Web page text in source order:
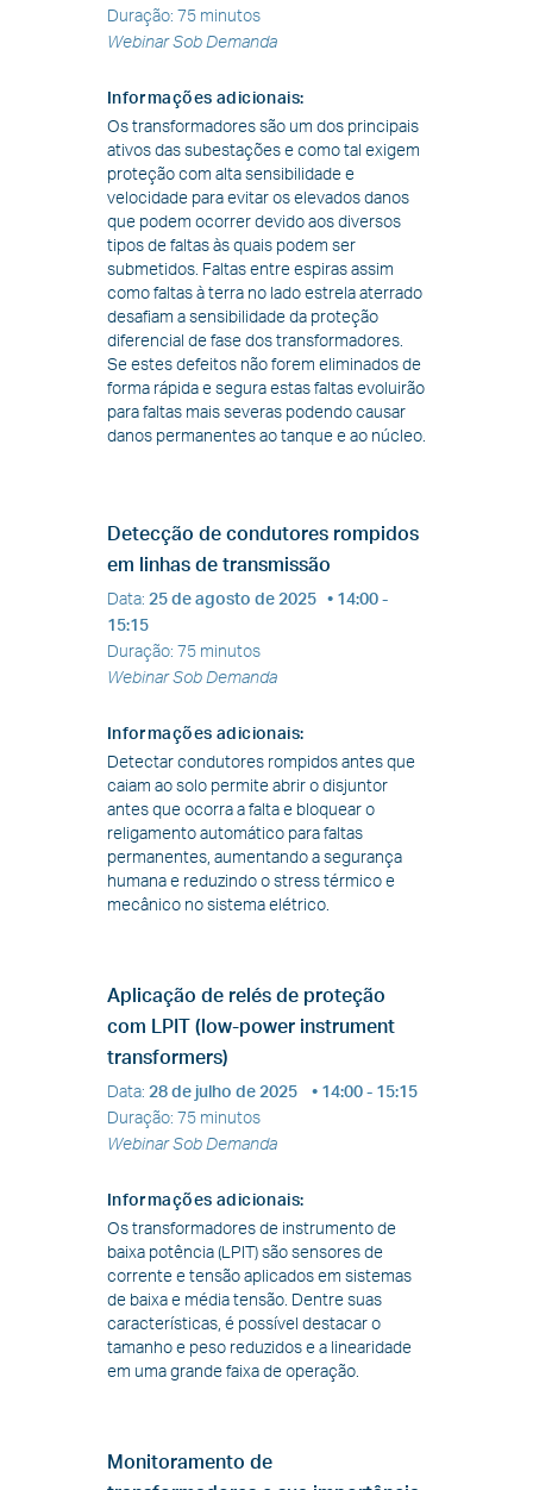
Duração: 75 minutos
Webinar Sob Demanda
Informações adicionais:
Os transformadores são um dos principais
ativos das subestações e como tal exigem
proteção com alta sensibilidade e
velocidade para evitar os elevados danos
que podem ocorrer devido aos diversos
tipos de faltas às quais podem ser
submetidos. Faltas entre espiras assim
como faltas à terra no lado estrela aterrado
desafiam a sensibilidade da proteção
diferencial de fase dos transformadores.
Se estes defeitos não forem eliminados de
forma rápida e segura estas faltas evoluirão
para faltas mais severas podendo causar
danos permanentes ao tanque e ao núcleo.
Detecção de condutores rompidos
em linhas de transmissão
Data: 25 de agosto de 2025
• 14:00 -
15:15
Duração: 75 minutos
Webinar Sob Demanda
Informações adicionais:
Detectar condutores rompidos antes que
caiam ao solo permite abrir o disjuntor
antes que ocorra a falta e bloquear o
religamento automático para faltas
permanentes, aumentando a segurança
humana e reduzindo o stress térmico e
mecânico no sistema elétrico.
Aplicação de relés de proteção
com LPIT (low-power instrument
transformers)
Data: 28 de julho de 2025
• 14:00 - 15:15
Duração: 75 minutos
Webinar Sob Demanda
Informações adicionais:
Os transformadores de instrumento de
baixa potência (LPIT) são sensores de
corrente e tensão aplicados em sistemas
de baixa e média tensão. Dentre suas
características, é possível destacar o
tamanho e peso reduzidos e a linearidade
em uma grande faixa de operação.
Monitoramento de